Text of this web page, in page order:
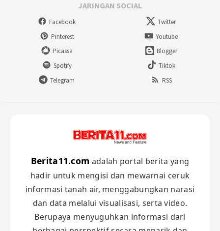
JARINGAN SOCIAL
Facebook
Twitter
Pinterest
Youtube
Picassa
Blogger
Spotify
Tiktok
Telegram
RSS
Berita11.com adalah portal berita yang
hadir untuk mengisi dan mewarnai ceruk
informasi tanah air, menggabungkan narasi
dan data melalui visualisasi, serta video.
Berupaya menyuguhkan informasi dari